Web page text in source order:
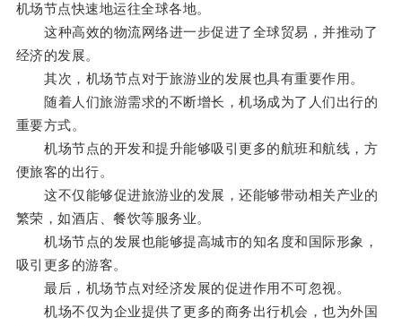
机场节点快速地运往全球各地。
这种高效的物流网络进一步促进了全球贸易，并推动了
经济的发展。
其次，机场节点对于旅游业的发展也具有重要作用。
随着人们旅游需求的不断增长，机场成为了人们出行的
重要方式。
机场节点的开发和提升能够吸引更多的航班和航线，方
便旅客的出行。
这不仅能够促进旅游业的发展，还能够带动相关产业的
繁荣，如酒店、餐饮等服务业。
机场节点的发展也能够提高城市的知名度和国际形象，
吸引更多的游客。
最后，机场节点对经济发展的促进作用不可忽视。
机场不仅为企业提供了更多的商务出行机会，也为外国